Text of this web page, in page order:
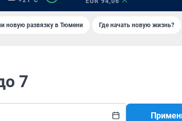
новую развязку в Тюмени Где начать новую жизнь?
7